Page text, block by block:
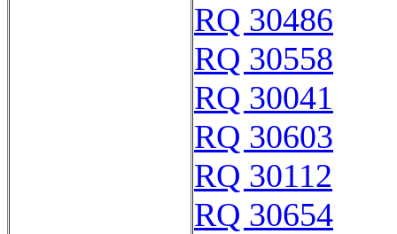
RQ 30486
RQ 30558
RQ 30041
RQ 30603
RQ 30112
RQ 30654